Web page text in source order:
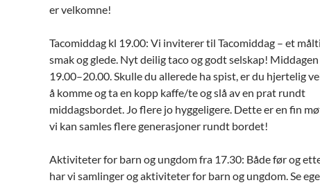
er velkomne!
Tacomiddag kl 19.00: Vi inviterer til Tacomiddag – et
smak og glede. Nyt deilig taco og godt selskap!
19.00–20.00. Skulle du allerede ha spist, er du hjertelig
å komme og ta en kopp kaffe/te og slå av en prat rundt
middagsbordet. Jo flere jo hyggeligere. Dette er en fin
vi kan samles flere generasjoner rundt bordet!
Aktiviteter for barn og ungdom fra 17.30: Både før og
har vi samlinger og aktiviteter for barn og ungdom. Se